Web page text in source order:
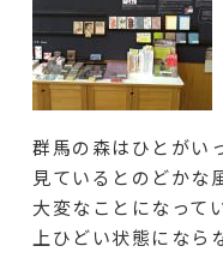
群馬の森はひとがい
見ているとのどかな
大変なことになって
上ひどい状態になら